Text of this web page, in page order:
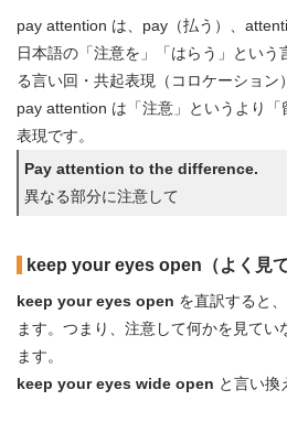
pay attention は、pay（払う）、
日本語の「注意を」「はらう」という
る言い回・共起表現（コロケーション
pay attention は「注意」というより
表現です。
Pay attention to the difference.
異なる部分に注意して
keep your eyes open（よく見
keep your eyes open を直訳すると
ます。つまり、注意して何かを見て
ます。
keep your eyes wide open と言い換